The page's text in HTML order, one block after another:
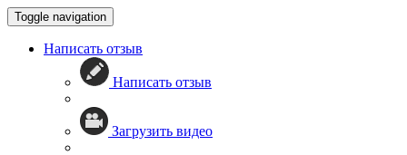
Toggle navigation
Написать отзыв
Написать отзыв
Загрузить видео